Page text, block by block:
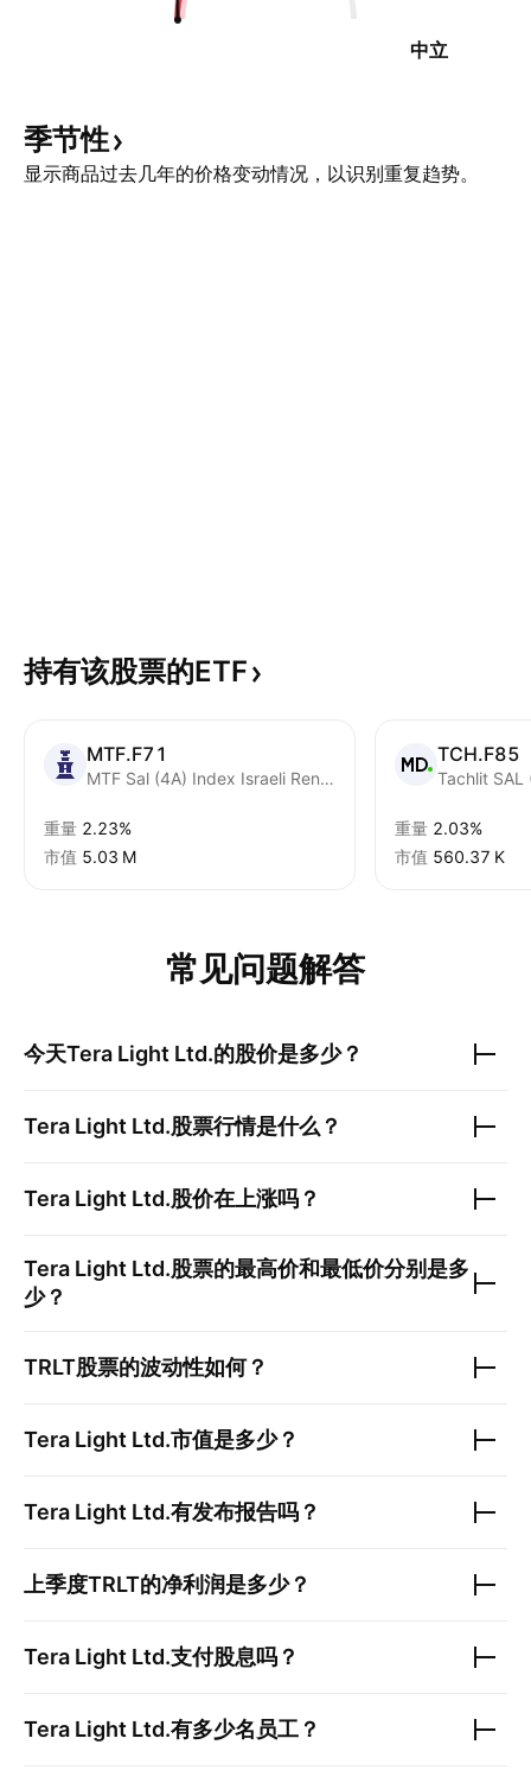
中立
季节性
显示商品过去几年的价格变动情况，以识别重复趋势。
持有该股票的ETF
MTF.F71
MTF Sal (4A) Index Israeli Renewable Energy Equityl IL
重量 2.23%
市值 ‪5.03 M‬
TCH.F85
Tachlit SAL
重量 2.03%
市值 ‪560.37 K‬
常见问题解答
今天Tera Light Ltd.的股价是多少？
Tera Light Ltd.股票行情是什么？
Tera Light Ltd.股价在上涨吗？
Tera Light Ltd.股票的最高价和最低价分别是多
少？
TRLT股票的波动性如何？
Tera Light Ltd.市值是多少？
Tera Light Ltd.有发布报告吗？
上季度TRLT的净利润是多少？
Tera Light Ltd.支付股息吗？
Tera Light Ltd.有多少名员工？